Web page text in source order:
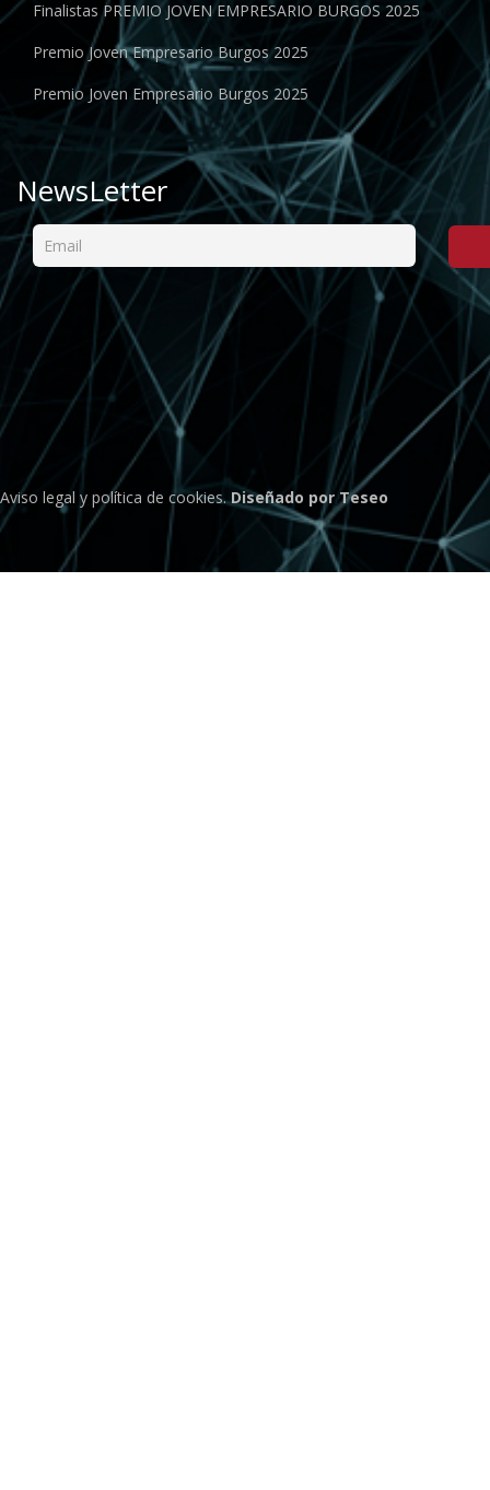
Finalistas PREMIO JOVEN EMPRESARIO BURGOS 2025
Premio Joven Empresario Burgos 2025
Premio Joven Empresario Burgos 2025
NewsLetter
Aviso legal y política de cookies.Diseñado por Teseo